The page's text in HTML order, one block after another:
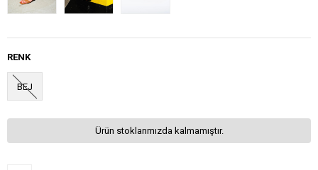
RENK
BEJ
Ürün stoklarımızda kalmamıştır.